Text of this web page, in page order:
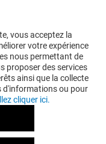
vous acceptez la
votre expérience
nous permettant de
proposer des services
ainsi que la collecte
d'informations ou pour
cliquer ici.